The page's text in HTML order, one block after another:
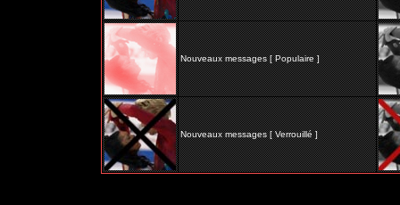
Nouveaux messages [ Populaire ]
Nouveaux messages [ Verrouillé ]